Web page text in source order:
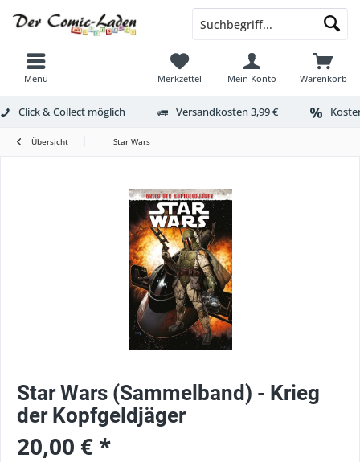
Menü Warenkorb
Merkzettel Mein Konto
Click & Collect möglich Versandkosten 3,99 €
Übersicht Star Wars
Star Wars (Sammelband) - Krieg
der Kopfgeldjäger
20,00 € *